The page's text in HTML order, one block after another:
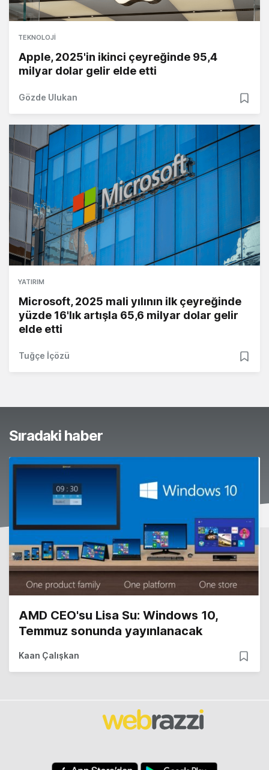
TEKNOLOJI
Apple, 2025'in ikinci çeyreğinde 95,4
milyar dolar gelir elde etti
Gözde Ulukan
YATIRIM
Microsoft, 2025 mali yılının ilk çeyreğinde
yüzde 16'lık artışla 65,6 milyar dolar gelir
elde etti
Tuğçe İçözü
Sıradaki haber
AMD CEO'su Lisa Su: Windows 10,
Temmuz sonunda yayınlanacak
Kaan Çalışkan